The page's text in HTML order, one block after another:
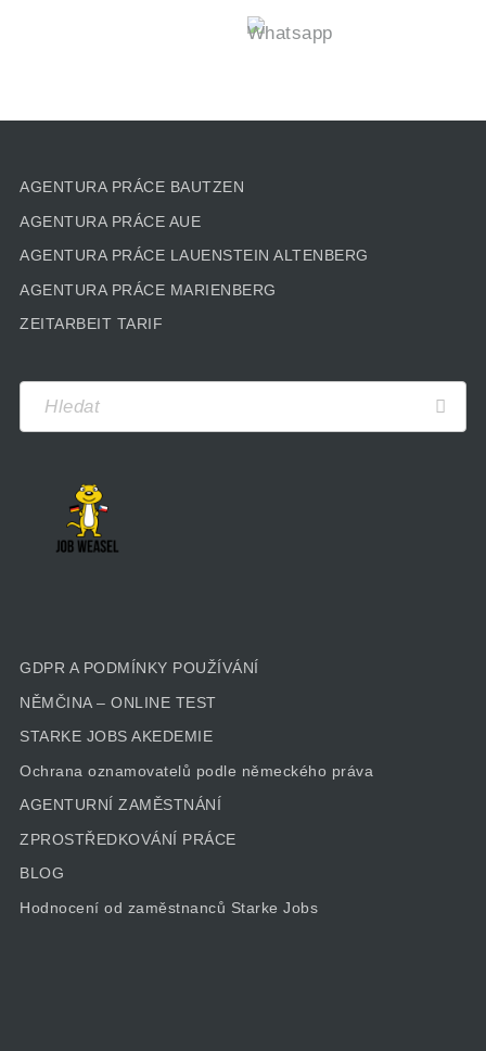
AGENTURA PRÁCE BAUTZEN
AGENTURA PRÁCE AUE
AGENTURA PRÁCE LAUENSTEIN ALTENBERG
AGENTURA PRÁCE MARIENBERG
ZEITARBEIT TARIF
GDPR A PODMÍNKY POUŽÍVÁNÍ
NĚMČINA – ONLINE TEST
STARKE JOBS AKEDEMIE
Ochrana oznamovatelů podle německého práva
AGENTURNÍ ZAMĚSTNÁNÍ
ZPROSTŘEDKOVÁNÍ PRÁCE
BLOG
Hodnocení od zaměstnanců Starke Jobs